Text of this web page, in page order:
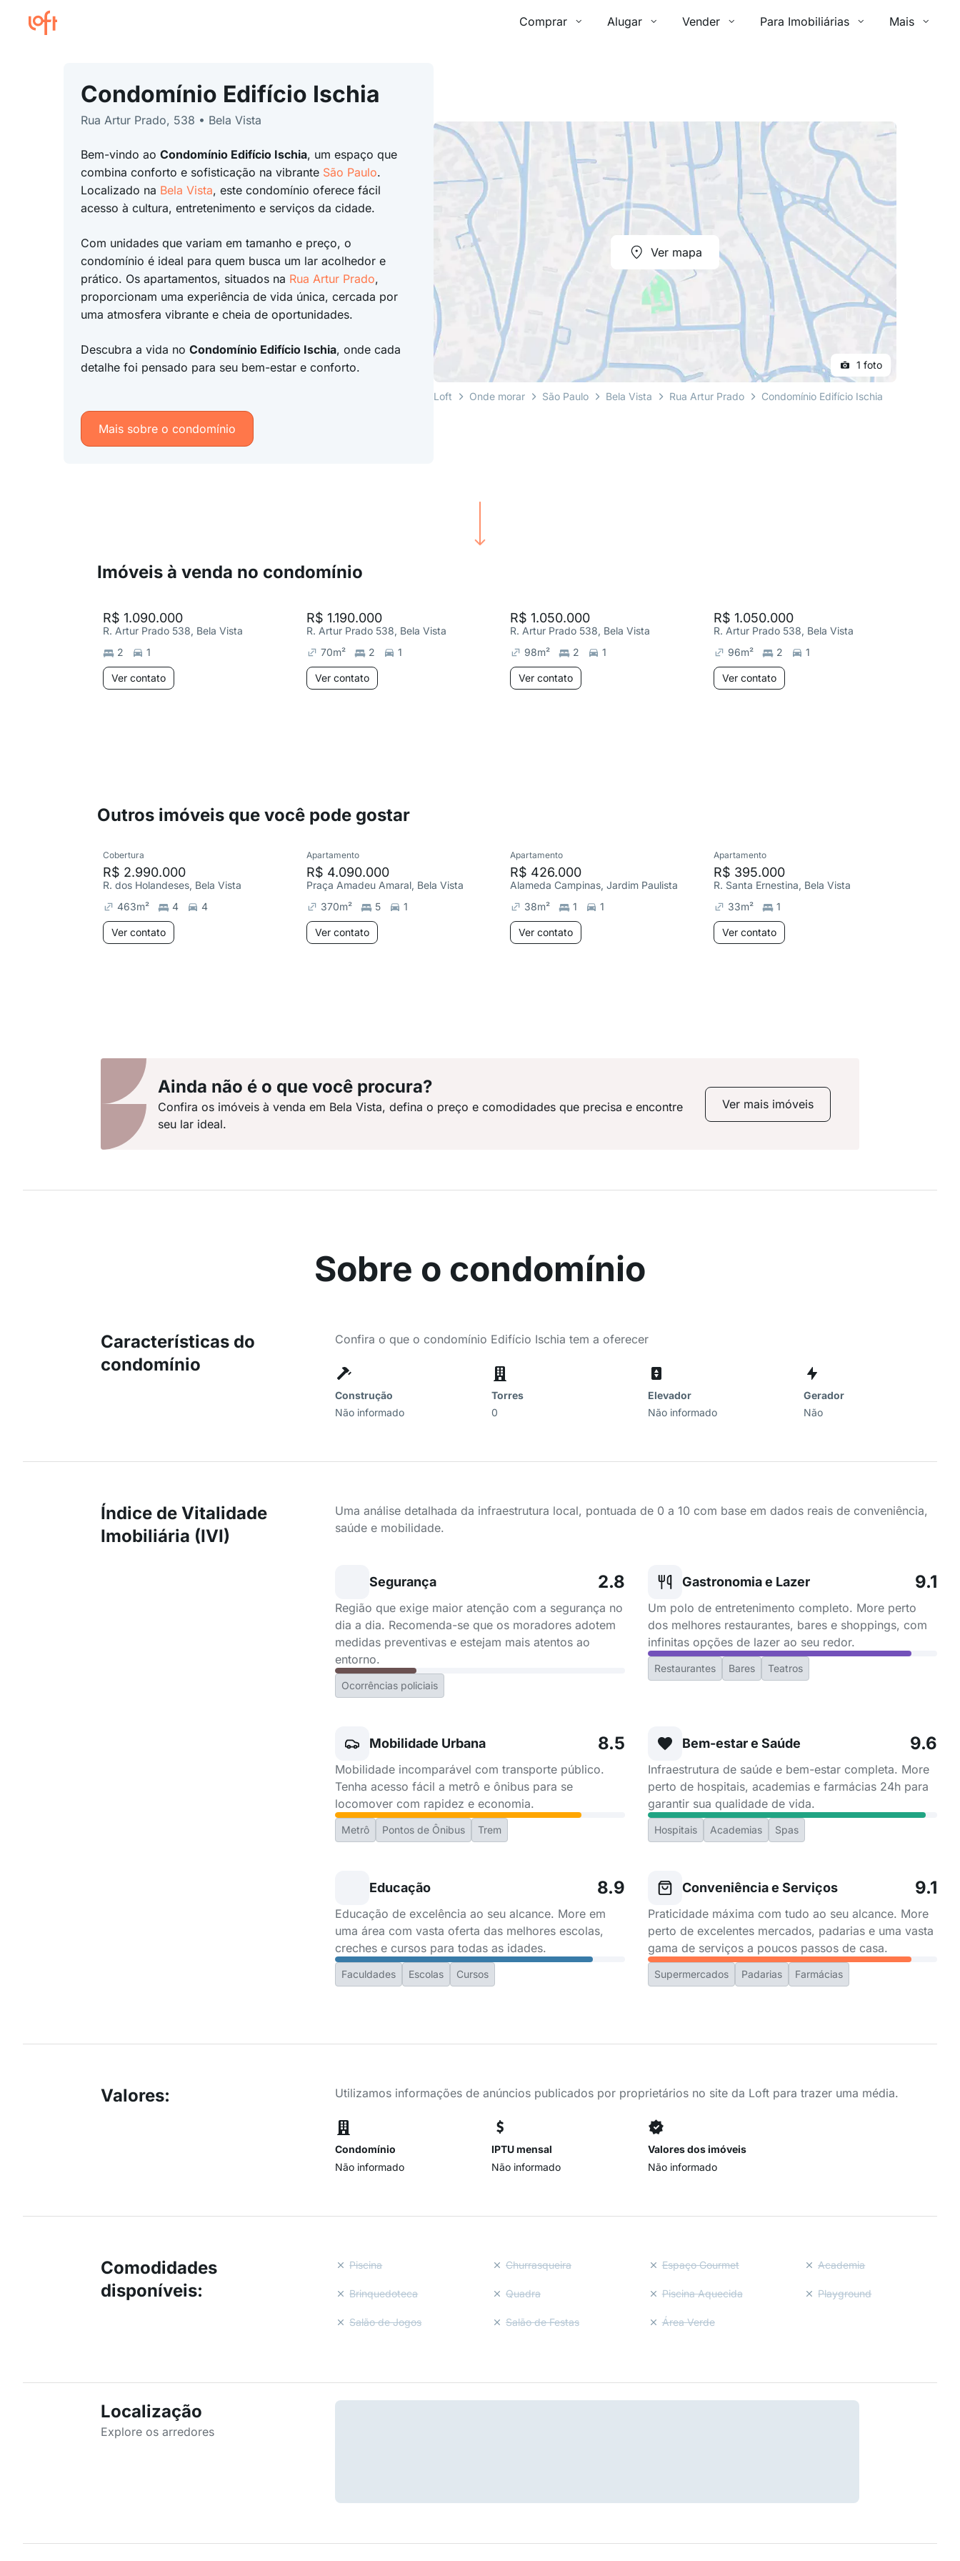
Comprar Alugar Vender Para Imobiliárias Mais
Condomínio Edifício Ischia
Rua Artur Prado, 538 • Bela Vista
Bem-vindo ao Condomínio Edifício Ischia, um espaço que
combina conforto e sofisticação na vibrante São Paulo.
Localizado na Bela Vista, este condomínio oferece fácil
acesso à cultura, entretenimento e serviços da cidade.
Com unidades que variam em tamanho e preço, o
condomínio é ideal para quem busca um lar acolhedor e
prático. Os apartamentos, situados na Rua Artur Prado,
proporcionam uma experiência de vida única, cercada por
uma atmosfera vibrante e cheia de oportunidades.
Descubra a vida no Condomínio Edifício Ischia, onde cada
detalhe foi pensado para seu bem-estar e conforto.
Mais sobre o condomínio
Ver mapa
1 foto
Loft Onde morar São Paulo Bela Vista Rua Artur Prado Condomínio Edifício Ischia
Imóveis à venda no condomínio
R$ 1.090.000
R. Artur Prado 538, Bela Vista
2
1
Ver contato
R$ 1.190.000
R. Artur Prado 538, Bela Vista
70m² 2 1
Ver contato
R$ 1.050.000
R. Artur Prado 538, Bela Vista
98m² 2 1
Ver contato
R$ 1.050.000
R. Artur Prado 538, Bela Vista
96m² 2 1
Ver contato
Outros imóveis que você pode gostar
Cobertura
R$ 2.990.000
R. dos Holandeses, Bela Vista
463m² 4 4
Ver contato
Apartamento
R$ 4.090.000
Praça Amadeu Amaral, Bela Vista
370m² 5 1
Ver contato
Apartamento
R$ 426.000
Alameda Campinas, Jardim Paulista
38m² 1 1
Ver contato
Apartamento
R$ 395.000
R. Santa Ernestina, Bela Vista
33m² 1
Ver contato
Ainda não é o que você procura?
Confira os imóveis à venda em Bela Vista, defina o preço e comodidades que precisa e encontre
seu lar ideal.
Ver mais imóveis
Sobre o condomínio
Características do
condomínio
Confira o que o condomínio Edifício Ischia tem a oferecer
Construção
Não informado
Torres
0
Elevador
Não informado
Gerador
Não
Índice de Vitalidade
Imobiliária (IVI)
Uma análise detalhada da infraestrutura local, pontuada de 0 a 10 com base em dados reais de conveniência,
saúde e mobilidade.
Segurança 2.8
Região que exige maior atenção com a segurança no
dia a dia. Recomenda-se que os moradores adotem
medidas preventivas e estejam mais atentos ao
entorno.
Ocorrências policiais
Gastronomia e Lazer 9.1
Um polo de entretenimento completo. More perto
dos melhores restaurantes, bares e shoppings, com
infinitas opções de lazer ao seu redor.
Restaurantes Bares Teatros
Mobilidade Urbana 8.5
Mobilidade incomparável com transporte público.
Tenha acesso fácil a metrô e ônibus para se
locomover com rapidez e economia.
Metrô Pontos de Ônibus Trem
Bem-estar e Saúde 9.6
Infraestrutura de saúde e bem-estar completa. More
perto de hospitais, academias e farmácias 24h para
garantir sua qualidade de vida.
Hospitais Academias Spas
Educação 8.9
Educação de excelência ao seu alcance. More em
uma área com vasta oferta das melhores escolas,
creches e cursos para todas as idades.
Faculdades Escolas Cursos
Conveniência e Serviços 9.1
Praticidade máxima com tudo ao seu alcance. More
perto de excelentes mercados, padarias e uma vasta
gama de serviços a poucos passos de casa.
Supermercados Padarias Farmácias
Valores: Utilizamos informações de anúncios publicados por proprietários no site da Loft para trazer uma média.
Condomínio
Não informado
IPTU mensal
Não informado
Valores dos imóveis
Não informado
Comodidades
disponíveis:
Piscina Churrasqueira Espaço Gourmet Academia
Brinquedoteca Quadra Piscina Aquecida Playground
Salão de Jogos Salão de Festas Área Verde
Localização
Explore os arredores